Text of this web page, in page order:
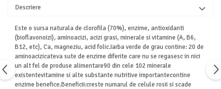
Descriere
Este o sursa naturala de clorofila (70%), enzime, antioxidanti
(bioflavonoizi), aminoacizi, acizi grasi, minerale si vitamine (A, B6,
B12, etc), Ca, magneziu, acid folic.Iarba verde de grau contine: 20 de
aminoacizicateva sute de enzime diferite care nu se regasesc in nici
un alt fel de produse alimentare90 din cele 102 minerale
existentevitamine si alte substante nutritive importantecontine
enzime benefice.Beneficii:creste numarul de celule rosii si scade